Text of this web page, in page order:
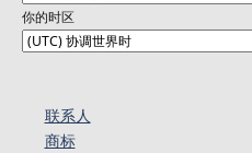
你的时区
联系人
商标